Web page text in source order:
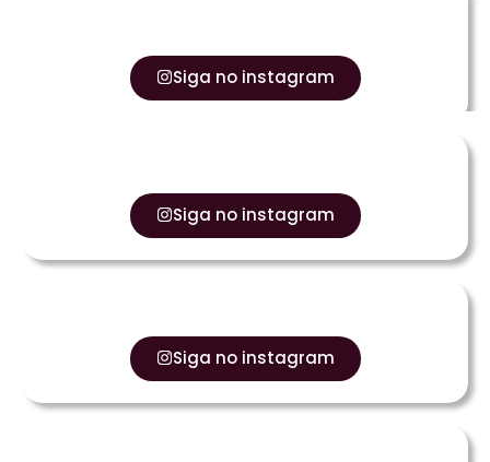
Siga no instagram
Siga no instagram
Siga no instagram